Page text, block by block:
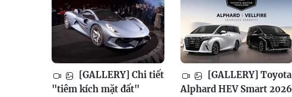
[GALLERY] Chi tiết
"tiêm kích mặt đất"
[GALLERY] Toyota
Alphard HEV Smart 2026